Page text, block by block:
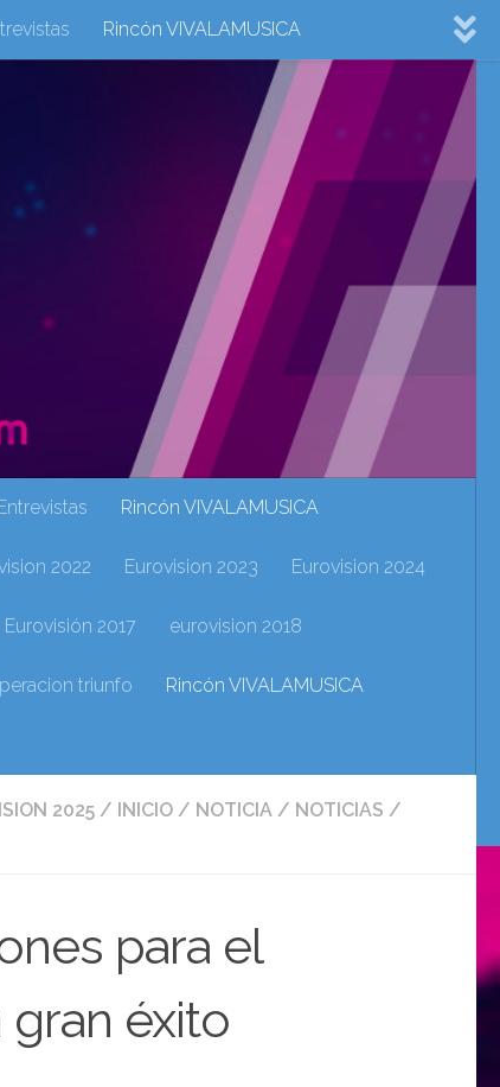
Rincón VIVALAMUSICA
Eurovision 2024
eurovision 2018 eurovision 2019
VIVALAMUSICA Sin categoría Noticias
Rincón VIVALAMUSICA
2022 Eurovision 2023 Eurovision 2024
Eurovisión 2017 eurovision 2018
triunfo Rincón VIVALAMUSICA
2025 / INICIO / NOTICIA / NOTICIAS /
para el
éxito